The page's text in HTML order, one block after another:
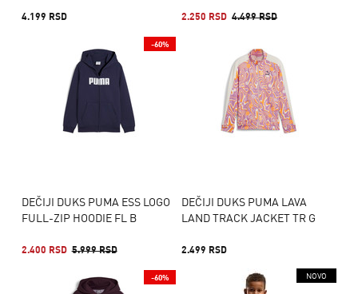
4.199 RSD 2.250 RSD 4.499 RSD
DEČIJI DUKS PUMA ESS LOGO
FULL-ZIP HOODIE FL B
2.400 RSD 5.999 RSD
-60%
DEČIJI DUKS PUMA LAVA
LAND TRACK JACKET TR G
2.499 RSD
-60% NOVO